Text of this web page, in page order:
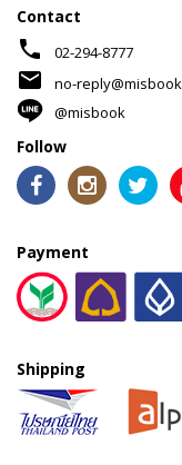
Contact
phone 02-294-8777
mail
no-
@misbook
Follow
Payment
Shipping